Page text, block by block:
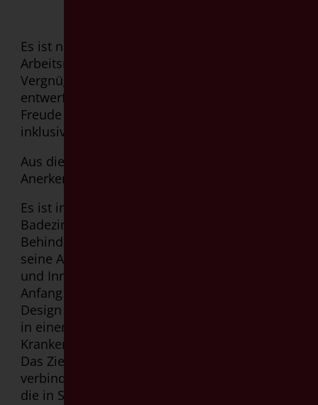
Es ist nicht nur ein Motto, sondern eine echte
Arbeitsmethode. Jedes Mal, dass wir das
Vergnügen haben, neue Badezimmer zu
entwerfen, bei uns in Goman ist eine Große
Freude universelle, sichere, komfortabel und
inklusive Ambienten vorzuschlagen.
Aus diesem Grund sind wir sehr stolz auf die
Anerkennung durch DfA Italia.
Es ist im Jahr 1999, wo eine neue Idee von
Badezimmer für Menschen mit
Behinderungen geboren wird: Goman hat
seine Aktivitäten schon immer auf Qualität
und Innovation ausgerichtet. Schon von
Anfang an ist das Konzept klar: ein präzises
Design als markantes Element vorzuschlagen
in einem Sektor, wo ausschließlich technische
Krankenhausprodukte angeboten wurden.
Das Ziel war Ästhetik und Funktionalität zu
verbinden um „ein Sonnenstrahl denjenigen,
die in Schatten sind“ zu bringen.